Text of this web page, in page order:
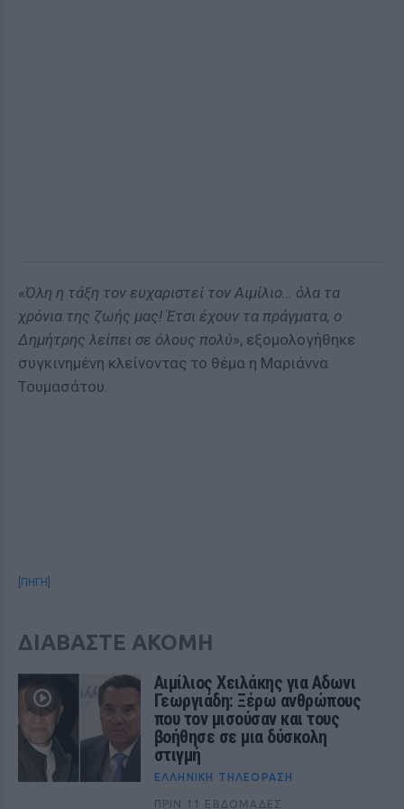
«Όλη η τάξη τον ευχαριστεί τον Αιμίλιο… όλα τα
χρόνια της ζωής μας! Έτσι έχουν τα πράγματα, ο
Δημήτρης λείπει σε όλους πολύ», εξομολογήθηκε
συγκινημένη κλείνοντας το θέμα η Μαριάννα
Τουμασάτου.
[ΠΗΓΗ]
ΔΙΑΒΑΣΤΕ ΑΚΟΜΗ
Αιμίλιος Χειλάκης για Αδωνι
Γεωργιάδη: Ξέρω ανθρώπους
που τον μισούσαν και τους
βοήθησε σε μια δύσκολη
στιγμή
ΕΛΛΗΝΙΚΉ ΤΗΛΕΌΡΑΣΗ
ΠΡΙΝ 11 ΕΒΔΟΜΆΔΕΣ